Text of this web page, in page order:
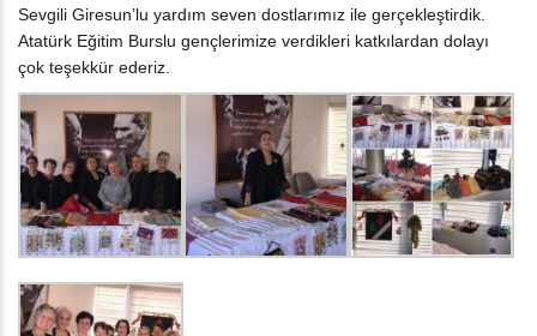
Sevgili Giresun’lu yardım seven dostlarımız ile gerçekleştirdik.
Atatürk Eğitim Burslu gençlerimize verdikleri katkılardan dolayı
çok teşekkür ederiz.